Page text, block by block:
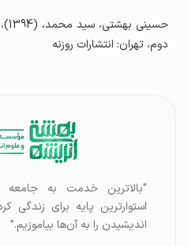
دوم، تهران: انتشارات روزنه
“بالاترین خدمت به
استوارترین پایه برای
اندیشیدن را به آن‌ها بیاموزیم.”